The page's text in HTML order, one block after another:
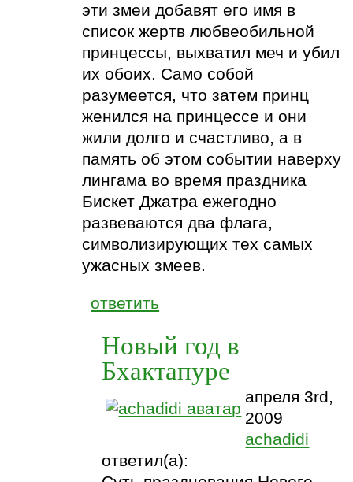
эти змеи добавят его имя в
список жертв любвеобильной
принцессы, выхватил меч и убил
их обоих. Само собой
разумеется, что затем принц
женился на принцессе и они
жили долго и счастливо, а в
память об этом событии наверху
лингама во время праздника
Бискет Джатра ежегодно
развеваются два флага,
символизирующих тех самых
ужасных змеев.
ответить
Новый год в
Бхактапуре
апреля 3rd,
2009
achadidi
ответил(а):